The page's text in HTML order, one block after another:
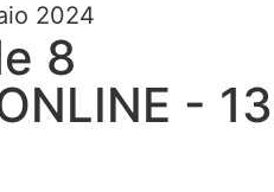
2024
8
- 13